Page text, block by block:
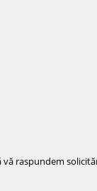
raspundem